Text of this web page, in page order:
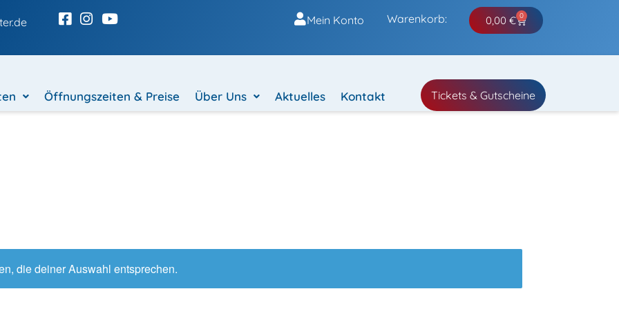
Mein Konto Warenkorb: 0,00 € 0
Öffnungszeiten & Preise Über Uns Aktuelles Kontakt Tickets & Gutscheine
die deiner Auswahl entsprechen.